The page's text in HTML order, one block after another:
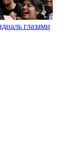
глазами